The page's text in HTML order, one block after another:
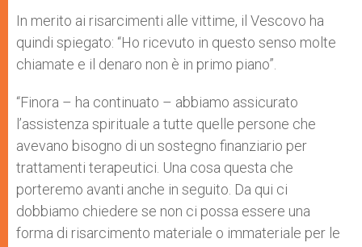
In merito ai risarcimenti alle vittime, il Vescovo ha
quindi spiegato: “Ho ricevuto in questo senso molte
chiamate e il denaro non è in primo piano”.
“Finora – ha continuato – abbiamo assicurato
l’assistenza spirituale a tutte quelle persone che
avevano bisogno di un sostegno finanziario per
trattamenti terapeutici. Una cosa questa che
porteremo avanti anche in seguito. Da qui ci
dobbiamo chiedere se non ci possa essere una
forma di risarcimento materiale o immateriale per le